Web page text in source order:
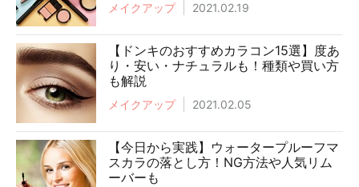
メイクアップ 2021.02.19
【ドンキのおすすめカラコン15選】度あ
り・安い・ナチュラルも！種類や買い方
も解説
メイクアップ 2021.02.05
【今日から実践】ウォータープルーフマ
スカラの落とし方！NG方法や人気リム
ーバーも